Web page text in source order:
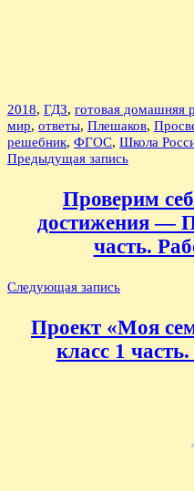
2018, ГДЗ, готовая домашняя
мир, ответы, Плешаков,
решебник, ФГОС, Школа
Навигация
записям
Предыдущая запись
Проверим
достижения —
часть.
Следующая запись
Проект «Моя
класс 1